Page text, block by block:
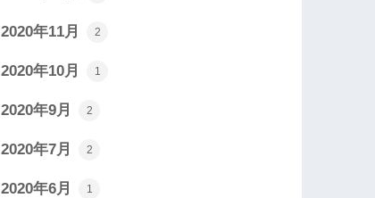
2020年11月 2
2020年10月 1
2020年9月 2
2020年7月 2
2020年6月 1